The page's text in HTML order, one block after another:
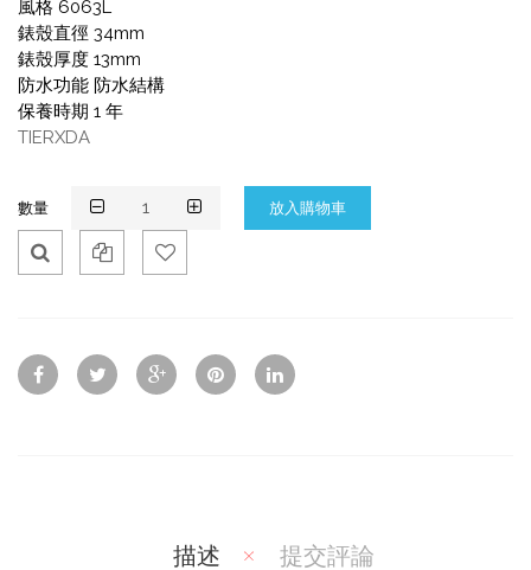
風格 6063L
錶殼直徑 34mm
錶殼厚度 13mm
防水功能 防水結構
保養時期 1 年
TIERXDA
數量
Vie
w
To
Wis
To
Co
描述 提交評論